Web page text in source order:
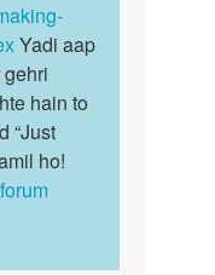
Yadi aap
hain to
“Just
ho!